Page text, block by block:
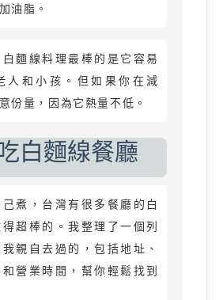
油脂。
麵線料理最棒的是它容易
人和小孩。但如果你在減
份量，因為它熱量不低。
白麵線餐廳
煮，台灣有很多餐廳的白
超棒的。我整理了一個列
親自去過的，包括地址、
營業時間，幫你輕鬆找到